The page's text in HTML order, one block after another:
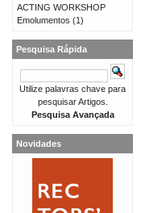
ACTING WORKSHOP
Emolumentos (1)
Pesquisa Rápida
Utilize palavras chave para
pesquisar Artigos.
Pesquisa Avançada
Novidades